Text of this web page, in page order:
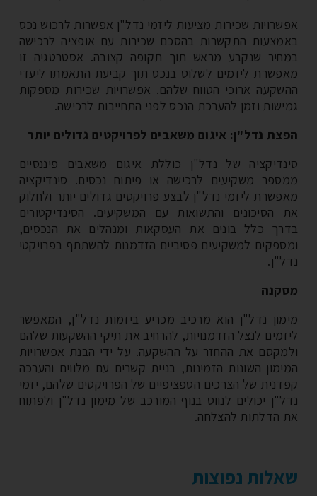
שכירות מציעות ליזמי נדל"ן אפשרות לרכוש נכס
התקשרות בהסכם שכירות עם אופציה לרכישה
שנקבע מראש תוך תקופה קצובה. אסטרטגיה זו
ליזמים לשלוט בנכס תוך קביעת התאמתו ליעדי
ארוכי הטווח שלהם. אפשרויות שכירות מספקות
וזמן להערכת הנכס לפני התחייבות לרכישה.
נדל"ן: איגום משאבים לפרויקטים גדולים יותר
של נדל"ן כוללת איגום משאבים פיננסיים
משקיעים לרכישה או פיתוח נכסים. סינדיקציה
ליזמי נדל"ן לבצע פרויקטים גדולים יותר ולחלוק
הסיכונים והתשואות עם המשקיעים. הסינדיקטורים
כלל בונים את העסקאות ומנהלים את הנכסים,
למשקיעים פסיביים הזדמנות להשתתף בפרויקטי
נדל"ן הוא מרכיב מכריע ביזמות נדל"ן, המאפשר
לנצל הזדמנויות, להרחיב את תיקי ההשקעות שלהם
את ההחזר על ההשקעה. על ידי הבנת אפשרויות
השונות הזמינות, בניית קשרים עם מלווים והערכה
של הצרכים הספציפיים של הפרויקטים שלהם, יזמי
יכולים לנווט בנוף המורכב של מימון נדל"ן ולפתוח
הדלתות להצלחה.
נפוצות